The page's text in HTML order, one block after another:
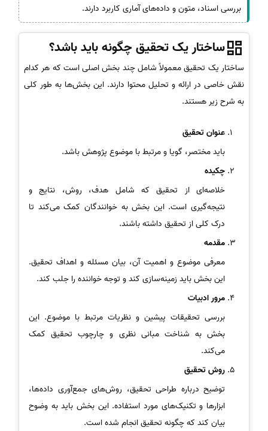
بررسی اسناد، متون و داده‌های آماری کاربرد دارند.
ساختار یک تحقیق چگونه باید باشد؟
ساختار یک تحقیق معمولاً شامل چند بخش اصلی است که هر کدام
نقش خاصی در ارائه و تحلیل محتوا دارند. این بخش‌ها به طور کلی
به شرح زیر هستند.
عنوان تحقیق
باید مختصر، گویا و مرتبط با موضوع پژوهش باشد.
چکیده
خلاصه‌ای از تحقیق که شامل هدف، روش، نتایج و
نتیجه‌گیری است. این بخش به خوانندگان کمک می‌کند تا
درک کلی از تحقیق داشته باشند.
مقدمه
معرفی موضوع و اهمیت آن، بیان مسئله و اهداف تحقیق.
این بخش باید زمینه‌سازی کند و توجه خواننده را جلب کند.
مرور ادبیات
بررسی تحقیقات پیشین و نظریات مرتبط با موضوع. این
بخش به شناخت مبانی نظری و چارچوب تحقیق کمک
می‌کند.
روش تحقیق
توضیح درباره طراحی تحقیق، روش‌های جمع‌آوری داده‌ها،
ابزارها و تکنیک‌های مورد استفاده. این بخش باید به وضوح
بیان کند که چگونه تحقیق انجام شده است.